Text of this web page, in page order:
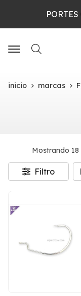
Buscar
inicio marcas
Mostrando
Filtro